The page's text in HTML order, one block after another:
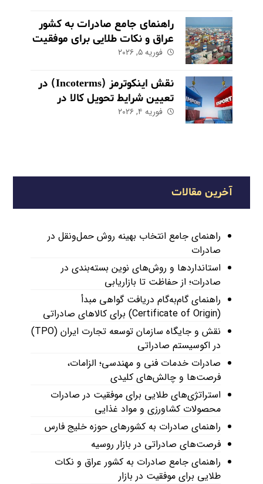
راهنمای جامع صادرات به کشور
عراق و نکات طلایی برای موفقیت
در بازار
فوریه ۵, ۲۰۲۶
نقش اینکوترمز (Incoterms) در
تعیین شرایط تحویل کالا در
صادرات
فوریه ۴, ۲۰۲۶
آخرین مقالات
راهنمای جامع انتخاب بهینه روش حمل‌ونقل در
صادرات
استانداردها و روش‌های نوین بسته‌بندی در
صادرات؛ از حفاظت تا بازاریابی
راهنمای گام‌به‌گام دریافت گواهی مبدأ
(Certificate of Origin) برای کالاهای صادراتی
نقش و جایگاه سازمان توسعه تجارت ایران (TPO)
در اکوسیستم صادراتی
صادرات خدمات فنی و مهندسی؛ الزامات،
فرصت‌ها و چالش‌های کلیدی
استراتژی‌های طلایی برای موفقیت در صادرات
محصولات کشاورزی و مواد غذایی
راهنمای صادرات به کشورهای حوزه خلیج فارس
فرصت‌های صادراتی در بازار روسیه
راهنمای جامع صادرات به کشور عراق و نکات
طلایی برای موفقیت در بازار